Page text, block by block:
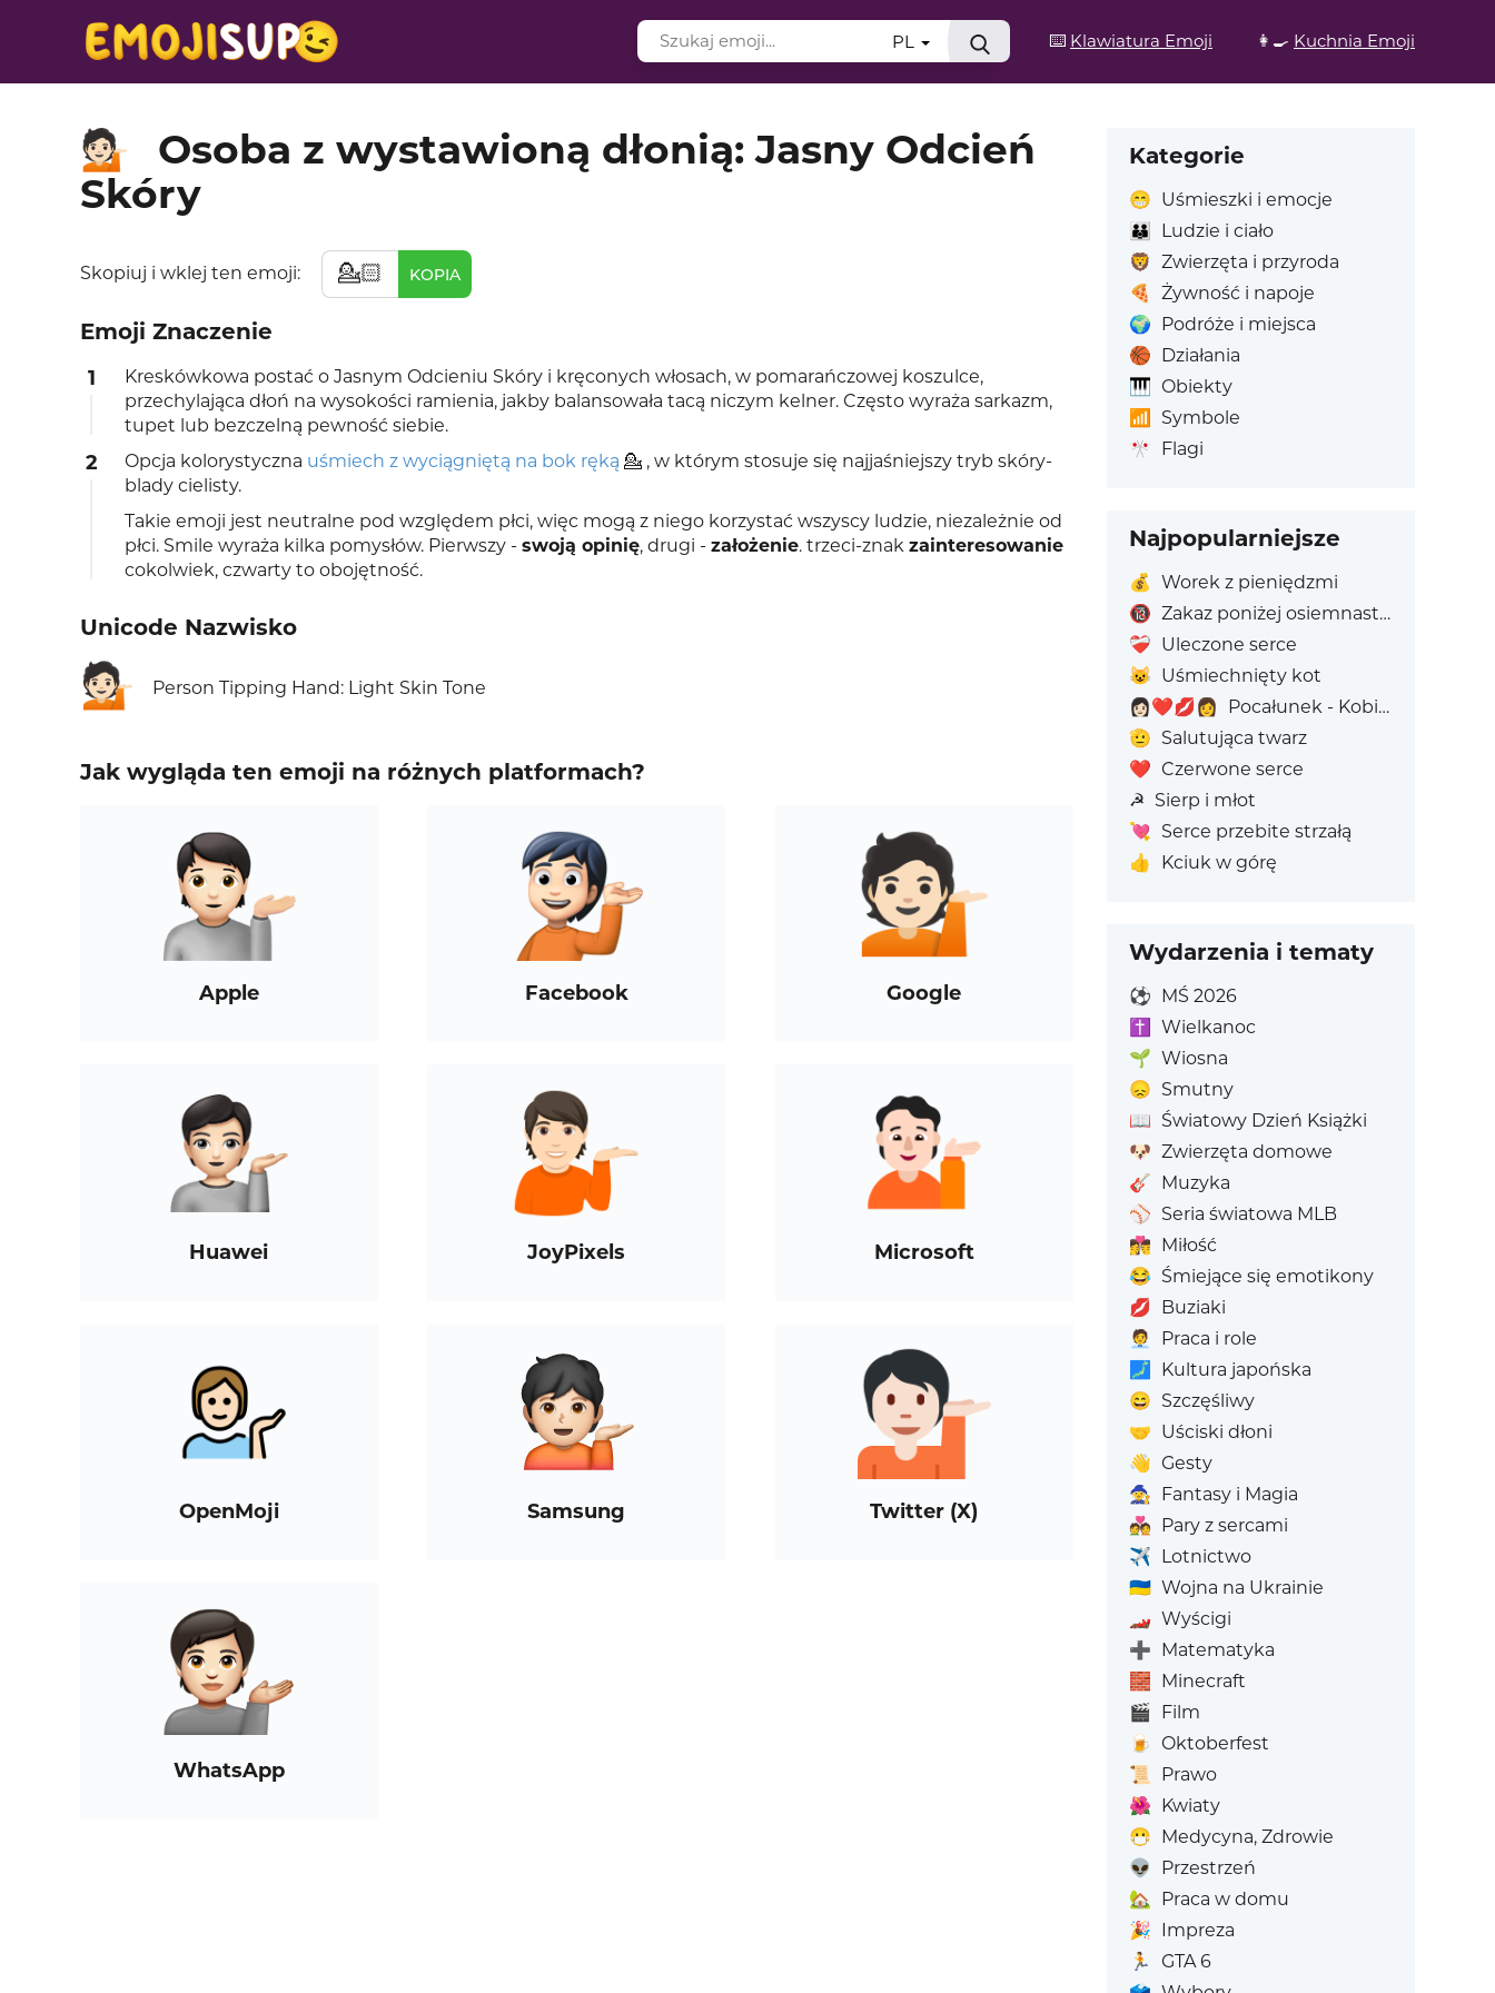
⌨️ Klawiatura Emoji 👩‍🍳 Kuchnia Emoji
PL
💁🏻
Osoba z wystawioną dłonią: Jasny Odcień
Skóry
Skopiuj i wklej ten emoji: 💁🏻 KOPIA
Emoji Znaczenie
1
Kreskówkowa postać o Jasnym Odcieniu Skóry i kręconych włosach, w pomarańczowej koszulce,
przechylająca dłoń na wysokości ramienia, jakby balansowała tacą niczym kelner. Często wyraża sarkazm,
tupet lub bezczelną pewność siebie.
2 Opcja kolorystyczna uśmiech z wyciągniętą na bok ręką 💁 , w którym stosuje się najjaśniejszy tryb skóry-
blady cielisty.
Takie emoji jest neutralne pod względem płci, więc mogą z niego korzystać wszyscy ludzie, niezależnie od
płci. Smile wyraża kilka pomysłów. Pierwszy - swoją opinię, drugi - założenie. trzeci-znak zainteresowanie
cokolwiek, czwarty to obojętność.
Unicode Nazwisko
💁🏻 Person Tipping Hand: Light Skin Tone
Jak wygląda ten emoji na różnych platformach?
Apple Facebook Google
Huawei JoyPixels Microsoft
OpenMoji Samsung Twitter (X)
WhatsApp
Kategorie
😁 Uśmieszki i emocje
👪
Ludzie i ciało
🦁 Zwierzęta i przyroda
🍕
Żywność i napoje
🌍 Podróże i miejsca
🏀 Działania
🎹 Obiekty
📶
Symbole
🎌 Flagi
Najpopularniejsze
💰 Worek z pieniędzmi
🔞 Zakaz poniżej osiemnastego roku życia
❤️‍🩹 Uleczone serce
😺 Uśmiechnięty kot
👩🏻‍❤️‍💋‍👩
Pocałunek - Kobieta: Jasny odcień skóry, Kobieta: Bez Odcienia Skóry
🫡 Salutująca twarz
❤️ Czerwone serce
☭ Sierp i młot
💘 Serce przebite strzałą
👍
Kciuk w górę
Wydarzenia i tematy
⚽ MŚ 2026
✝️
Wielkanoc
🌱 Wiosna
😞 Smutny
📖 Światowy Dzień Książki
🐶 Zwierzęta domowe
🎸 Muzyka
⚾ Seria światowa MLB
👩‍❤️‍💋‍👨 Miłość
😂 Śmiejące się emotikony
💋 Buziaki
🧑‍💼
Praca i role
🗾
Kultura japońska
😄 Szczęśliwy
🤝 Uściski dłoni
👋 Gesty
🧙 Fantasy i Magia
💑 Pary z sercami
✈️ Lotnictwo
🇺🇦 Wojna na Ukrainie
🏎️ Wyścigi
➕ Matematyka
🧱 Minecraft
🎬 Film
🍺
Oktoberfest
📜
Prawo
🌺 Kwiaty
😷 Medycyna, Zdrowie
👽
Przestrzeń
🏡
Praca w domu
🎉 Impreza
🏃
GTA 6